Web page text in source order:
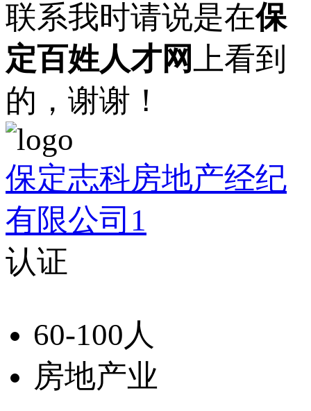
联系我时请说是在保
定百姓人才网
上看到
的，谢谢！
保定志科房地产经纪
有限公司1
认证
60-100人
房地产业